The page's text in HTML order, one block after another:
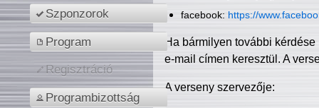
Szponzorok
Program
Regisztráció
Programbizottság
facebook: https://
Ha bármilyen további
e-mail címen keresztül. A
A verseny szervezője: